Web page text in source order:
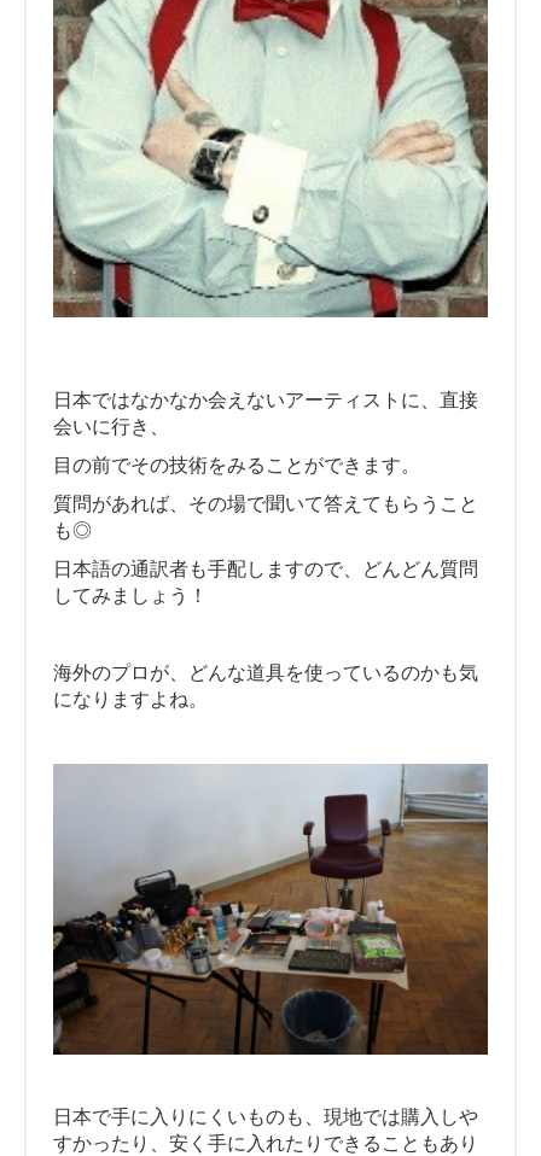
日本ではなかなか会えないアーティストに、直接
会いに行き、
目の前でその技術をみることができます。
質問があれば、その場で聞いて答えてもらうこと
も◎
日本語の通訳者も手配しますので、どんどん質問
してみましょう！
海外のプロが、どんな道具を使っているのかも気
になりますよね。
日本で手に入りにくいものも、現地では購入しや
すかったり、安く手に入れたりできることもあり